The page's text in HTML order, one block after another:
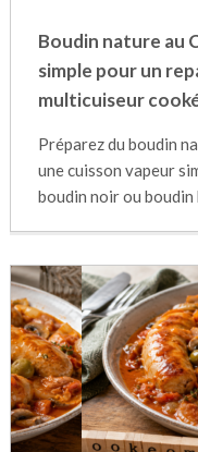
Boudin nature au
simple pour un
multicuiseur
Préparez du boudin
une cuisson vapeur
boudin noir ou boudin